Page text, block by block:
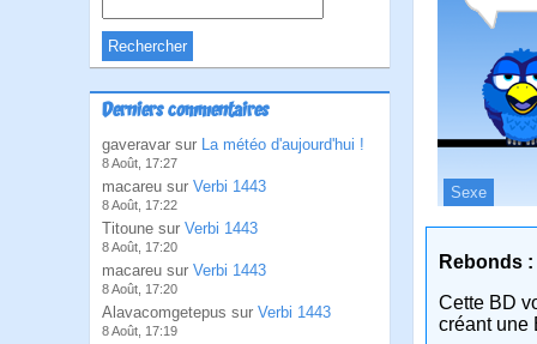
Derniers commentaires
gaveravar sur La météo d'aujourd'hui !
8 Août, 17:27
macareu sur Verbi 1443
8 Août, 17:22
Titoune sur Verbi 1443
8 Août, 17:20
macareu sur Verbi 1443
8 Août, 17:20
Alavacomgetepus sur Verbi 1443
8 Août, 17:19
Sexe
Rebonds :
Cette BD
créant une